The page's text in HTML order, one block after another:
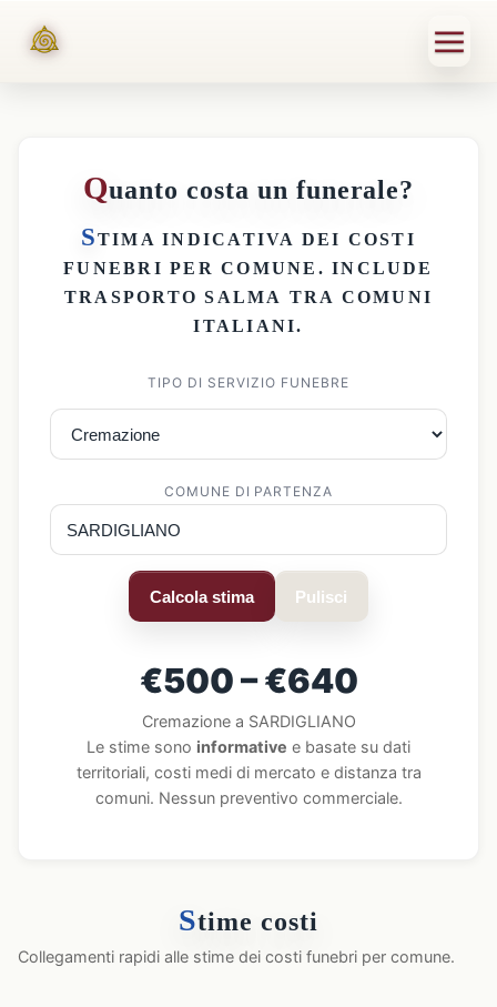
Quanto costa un funerale?
STIMA INDICATIVA DEI COSTI
FUNEBRI PER COMUNE . INCLUDE
TRASPORTO SALMA TRA COMUNI
ITALIANI.
TIPO DI SERVIZIO FUNEBRE
COMUNE DI PARTENZA
Calcola stima Pulisci
€500 – €640
Cremazione a SARDIGLIANO
Le stime sono informative e basate su dati
territoriali, costi medi di mercato e distanza tra
comuni. Nessun preventivo commerciale.
Stime costi
Collegamenti rapidi alle stime dei costi funebri per comune.